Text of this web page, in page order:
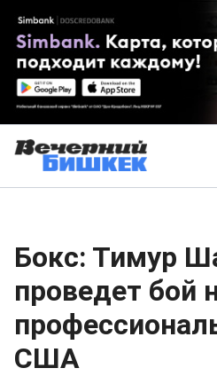
Бокс: Тимур
проведет бой
США